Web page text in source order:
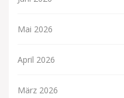
Mai 2026
April 2026
März 2026